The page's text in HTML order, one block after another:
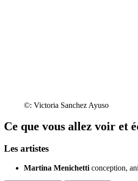
©: Victoria Sanchez Ayuso
Ce que vous allez voir et
Les artistes
Martina Menichetti conception,